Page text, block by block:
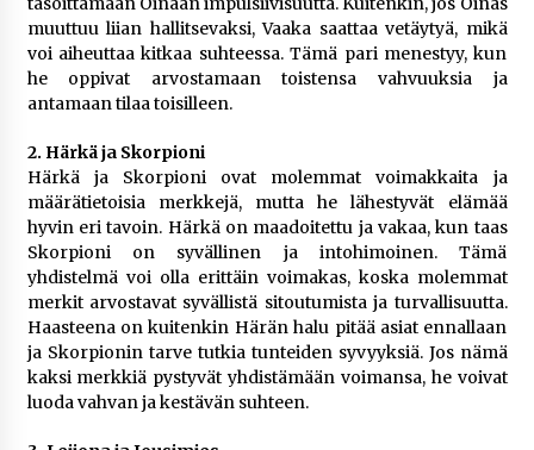
muuttuu liian hallitsevaksi, Vaaka saattaa vetäytyä, mikä
voi aiheuttaa kitkaa suhteessa. Tämä pari menestyy, kun
he oppivat arvostamaan toistensa vahvuuksia ja
antamaan tilaa toisilleen.
2. Härkä ja Skorpioni
Härkä ja Skorpioni ovat molemmat voimakkaita ja
määrätietoisia merkkejä, mutta he lähestyvät elämää
hyvin eri tavoin. Härkä on maadoitettu ja vakaa, kun taas
Skorpioni on syvällinen ja intohimoinen. Tämä
yhdistelmä voi olla erittäin voimakas, koska molemmat
merkit arvostavat syvällistä sitoutumista ja turvallisuutta.
Haasteena on kuitenkin Härän halu pitää asiat ennallaan
ja Skorpionin tarve tutkia tunteiden syvyyksiä. Jos nämä
kaksi merkkiä pystyvät yhdistämään voimansa, he voivat
luoda vahvan ja kestävän suhteen.